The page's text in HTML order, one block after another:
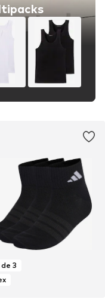
3